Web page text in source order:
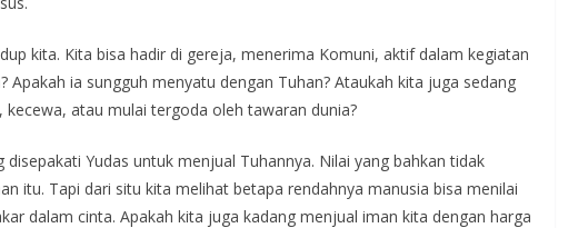
kita. Kita bisa hadir di gereja, menerima Komuni, aktif dalam kegiatan
Apakah ia sungguh menyatu dengan Tuhan? Ataukah kita juga sedang
atau mulai tergoda oleh tawaran dunia?
Yudas untuk menjual Tuhannya. Nilai yang bahkan tidak
itu. Tapi dari situ kita melihat betapa rendahnya manusia bisa menilai
dalam cinta. Apakah kita juga kadang menjual iman kita dengan harga